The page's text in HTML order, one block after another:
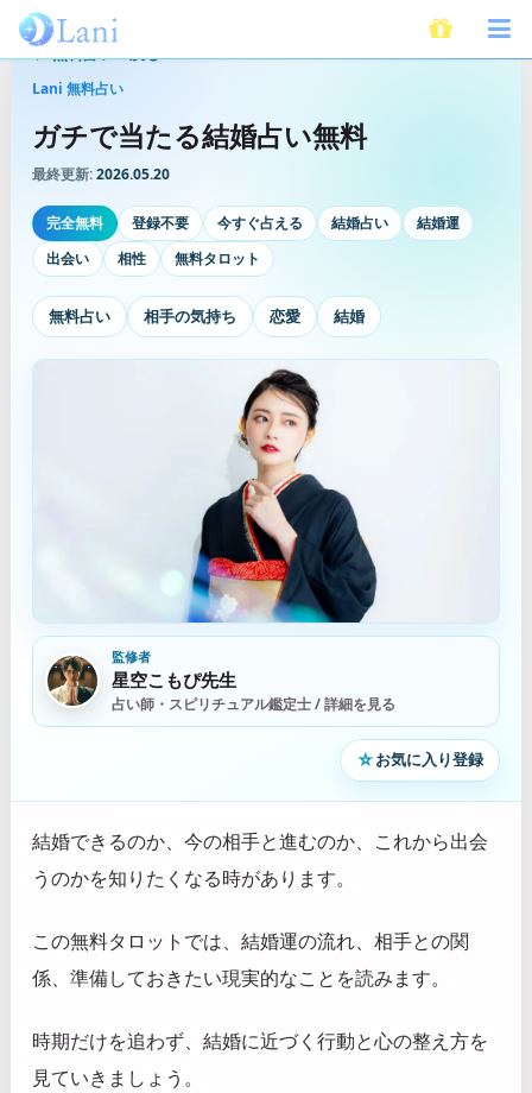
Lani 無料占い
ガチで当たる結婚占い無料
最終更新:2026.05.20
完全無料 登録不要 今すぐ占える 結婚占い
結婚運
出会い
相性 無料タロット
無料占い 相手の気持ち 恋愛 結婚
監修者
星空こもぴ先生
占い師・スピリチュアル鑑定士 / 詳細を見る
☆お気に入り登録
結婚できるのか、今の相手と進むのか、これから出会
うのかを知りたくなる時があります。
この無料タロットでは、結婚運の流れ、相手との関
係、準備しておきたい現実的なことを読みます。
時期だけを追わず、結婚に近づく行動と心の整え方を
見ていきましょう。